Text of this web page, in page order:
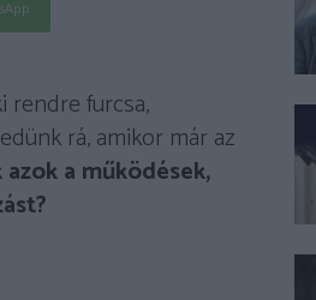
rendre furcsa,
rá, amikor már az
a működések,